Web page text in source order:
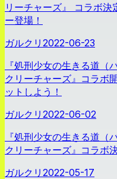
リーチャーズ』 コラボ決
ー登場！
ガルクリ 2022-06-23
『処刑少女の生きる道（
クリーチャーズ』コラボ
ットしよう！
ガルクリ 2022-06-02
『処刑少女の生きる道（
クリーチャーズ』コラボ
ガルクリ 2022-05-17